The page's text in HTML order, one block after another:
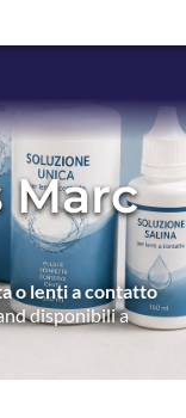
Marc
o lenti a contatto
disponibili a